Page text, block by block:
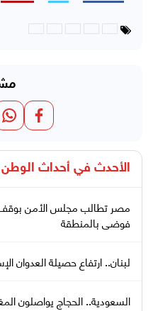
الأحدث في أحداث الوطن
مصر تطالب مجلس الأمن بوقف
فوضى بالمنطقة
لبنان.. ارتفاع حصيلة العدوان
السعودية.. الحجاج يواصلون